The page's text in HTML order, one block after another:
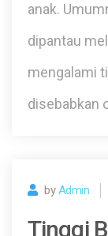
anak.
dipantau
mengalami
disebabkan
byAdmin
Tinggi